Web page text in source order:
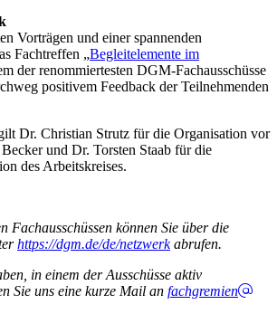
Vorträgen und einer spannenden
Fachtreffen „Begleitelemente im
der renommiertesten DGM-Fachausschüsse
positivem Feedback der Teilnehmenden
Dr. Christian Strutz für die Organisation vor
und Dr. Torsten Staab für die
des Arbeitskreises.
Fachausschüssen können Sie über die
https://dgm.de/de/netzwerkabrufen.
in einem der Ausschüsse aktiv
Sie uns eine kurze Mail an fachgremien